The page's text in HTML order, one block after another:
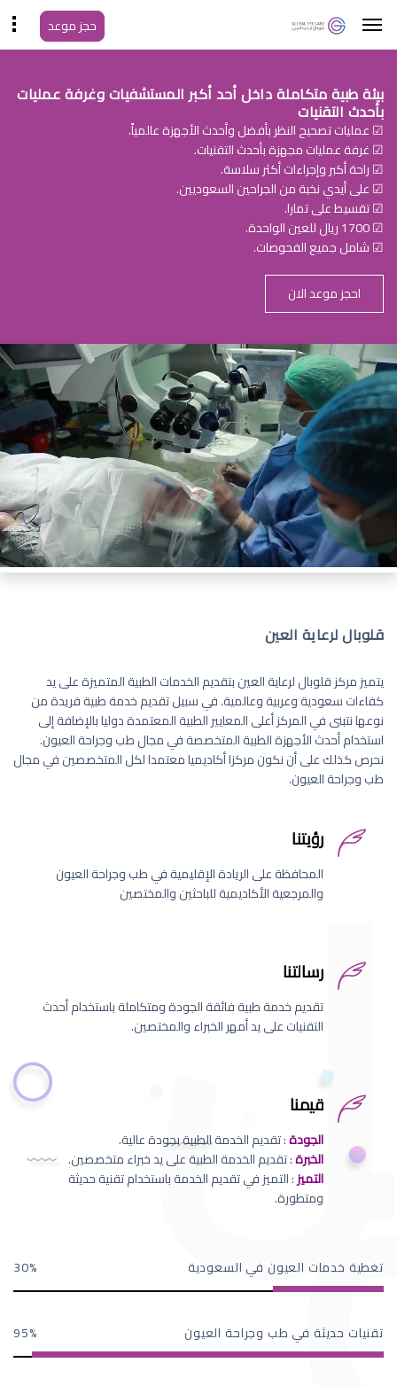
حجز موعد
بيئة طبية متكاملة داخل أحد أكبر المستشفيات وغرفة عمليات
بأحدث التقنيات
☑ عمليات تصحيح النظر بأفضل وأحدث الأجهزة عالمياً.
☑ غرفة عمليات مجهزة بأحدث التقنيات.
☑ راحة أكبر وإجراءات أكثر سلاسة.
☑ على أيدي نخبة من الجراحين السعوديين.
☑ تقسيط على تمارا.
☑ 1700 ريال للعين الواحدة.
☑ شامل جميع الفحوصات.
احجز موعد الان
قلوبال لرعاية العين
يتميز مركز قلوبال لرعاية العين بتقديم الخدمات الطبية المتميزة على يد
كفاءات سعودية وعربية وعالمية. في سبيل تقديم خدمة طبية فريدة من
نوعها نتبنى في المركز أعلى المعايير الطبية المعتمدة دوليا بالإضافة إلى
استخدام أحدث الأجهزة الطبية المتخصصة في مجال طب وجراحة العيون.
نحرص كذلك على أن نكون مركزا أكاديميا معتمدا لكل المتخصصين في مجال
طب وجراحة العيون.
رؤيتنا
المحافظة على الريادة الإقليمية في طب وجراحة العيون
والمرجعية الأكاديمية للباحثين والمختصين
رسالتنا
تقديم خدمة طبية فائقة الجودة ومتكاملة باستخدام أحدث
التقنيات على يد أمهر الخبراء والمختصين.
قيمنا
الجودة: تقديم الخدمة الطبية بجودة عالية.
الخبرة: تقديم الخدمة الطبية على يد خبراء متخصصين.
التميز: التميز في تقديم الخدمة باستخدام تقنية حديثة
ومتطورة.
تغطية خدمات العيون في السعودية 30
تقنيات حديثة في طب وجراحة العيون 95